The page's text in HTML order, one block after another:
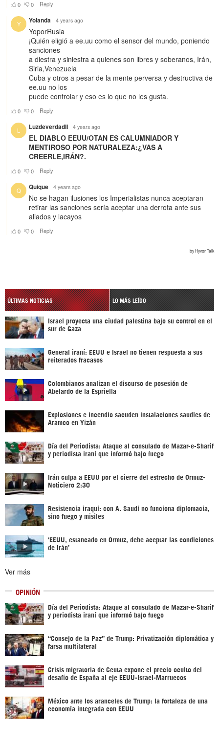
ÚLTIMAS NOTICIAS LO MÁS LEÍDO
Israel proyecta una ciudad palestina bajo su control en el
sur de Gaza
General iraní: EEUU e Israel no tienen respuesta a sus
reiterados fracasos
Colombianos analizan el discurso de posesión de
Abelardo de la Espriella
Explosiones e incendio sacuden instalaciones saudíes de
Aramco en Yizán
Día del Periodista: Ataque al consulado de Mazar-e-Sharif
y periodista iraní que informó bajo fuego
Irán culpa a EEUU por el cierre del estrecho de Ormuz-
Noticiero 2:30
Resistencia iraquí: con A. Saudí no funciona diplomacia,
sino fuego y misiles
‘EEUU, estancado en Ormuz, debe aceptar las condiciones
de Irán’
Ver más
OPINIÓN
Día del Periodista: Ataque al consulado de Mazar-e-Sharif
y periodista iraní que informó bajo fuego
“Consejo de la Paz” de Trump: Privatización diplomática y
farsa multilateral
Crisis migratoria de Ceuta expone el precio oculto del
desafío de España al eje EEUU-Israel-Marruecos
México ante los aranceles de Trump: la fortaleza de una
economía integrada con EEUU